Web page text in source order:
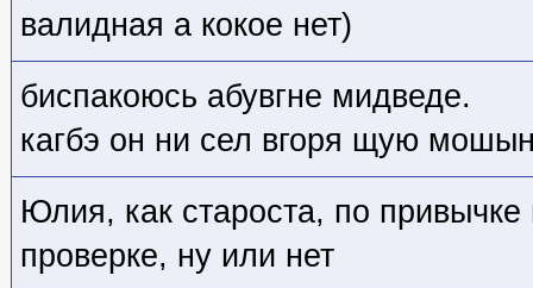
валидная а кокое нет)
биспакоюсь абувгне мидведе.
кагбэ он ни сел вгоря щую
Юлия, как староста, по
проверке, ну или нет